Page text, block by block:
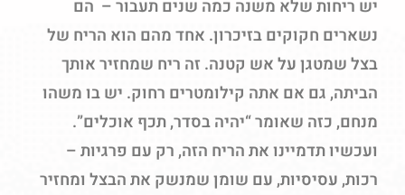
יש ריחות שלא משנה כמה שנים תעבור – הם
נשארים חקוקים בזיכרון. אחד מהם הוא הריח של
בצל שמטגן על אש קטנה. זה ריח שמחזיר אותך
הביתה, גם אם אתה קילומטרים רחוק. יש בו משהו
מנחם, כזה שאומר “יהיה בסדר, תכף אוכלים”.
ועכשיו תדמיינו את הריח הזה, רק עם פרגיות –
רכות, עסיסיות, עם שומן שמנשק את הבצל ומחזיר